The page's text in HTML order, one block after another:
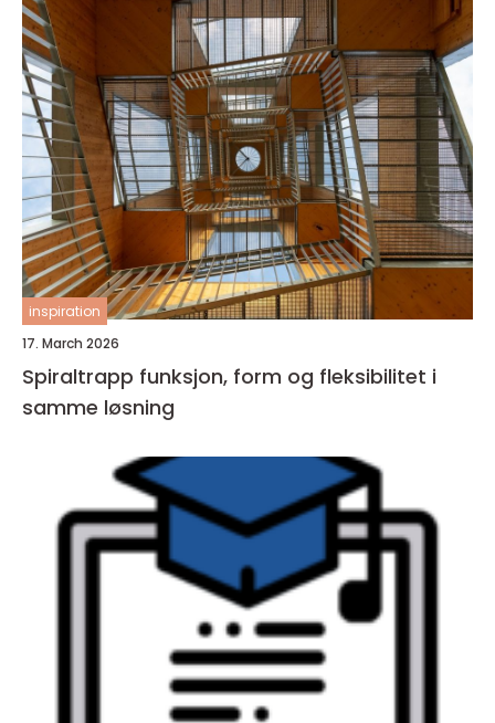
inspiration
17. March 2026
Spiraltrapp funksjon, form og fleksibilitet i
samme løsning